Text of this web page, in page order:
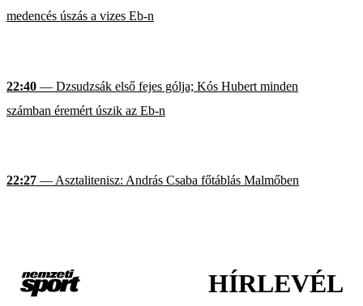
medencés úszás a vizes Eb-n
22:40 — Dzsudzsák első fejes gólja; Kós Hubert minden
számban éremért úszik az Eb-n
22:27 — Asztalitenisz: András Csaba főtáblás Malmőben
HÍRLEVÉL